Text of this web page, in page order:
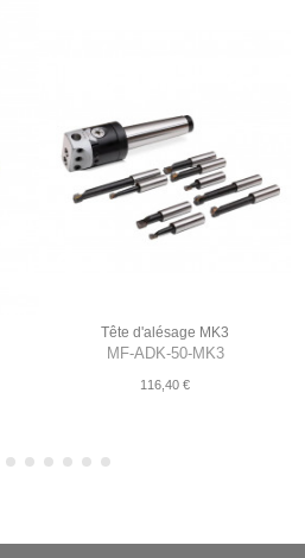
Tête d'alésage MK3
MF-ADK-50-MK3
116,40 €